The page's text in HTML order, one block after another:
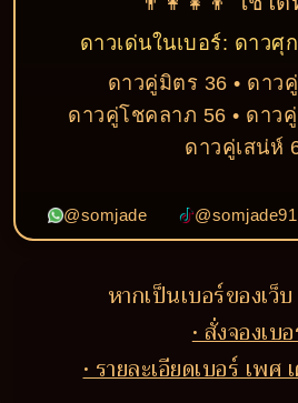
ดาวเด่นในเบอร์: ดาวศุ
ดาวคู่มิตร 36 • ดาว
ดาวคู่โชคลาภ 56 • ดาว
ดาวคู่เสน่ห์
@somjade @somjade91
หากเป็นเบอร์ของเว็
• สั่งจองเบ
• รายละเอียดเบอร์ เพศ